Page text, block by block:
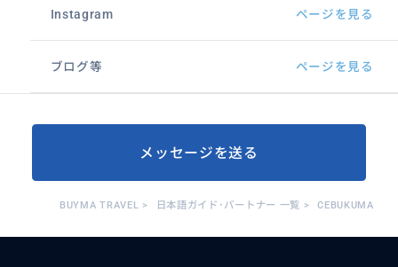
Instagram ページを見る
ブログ等 ページを見る
メッセージを送る
BUYMA TRAVEL > 日本語ガイド･パートナー 一覧 > CEBUKUMA